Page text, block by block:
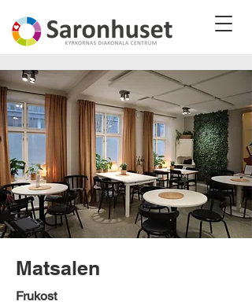
Matsalen
Frukost